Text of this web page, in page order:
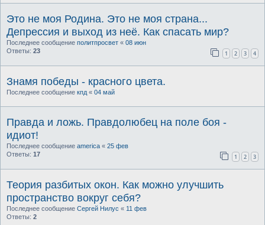
Это не моя Родина. Это не моя страна...
Депрессия и выход из неё. Как спасать мир?
Последнее сообщение политпросвет « 08 июн
Ответы: 23 1 2 3 4
Знамя победы - красного цвета.
Последнее сообщение кпд « 04 май
Правда и ложь. Правдолюбец на поле боя -
идиот!
Последнее сообщение america « 25 фев
Ответы: 17 1 2 3
Теория разбитых окон. Как можно улучшить
пространство вокруг себя?
Последнее сообщение Сергей Нилус « 11 фев
Ответы: 2